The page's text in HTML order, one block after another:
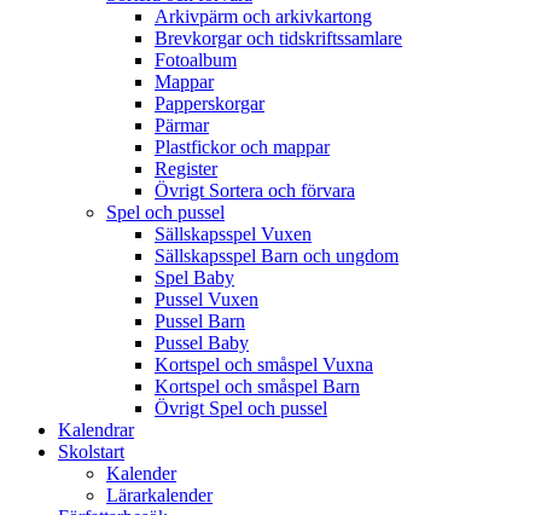
Arkivpärm och arkivkartong
Brevkorgar och tidskriftssamlare
Fotoalbum
Mappar
Papperskorgar
Pärmar
Plastfickor och mappar
Register
Övrigt Sortera och förvara
Spel och pussel
Sällskapsspel Vuxen
Sällskapsspel Barn och ungdom
Spel Baby
Pussel Vuxen
Pussel Barn
Pussel Baby
Kortspel och småspel Vuxna
Kortspel och småspel Barn
Övrigt Spel och pussel
Kalendrar
Skolstart
Kalender
Lärarkalender